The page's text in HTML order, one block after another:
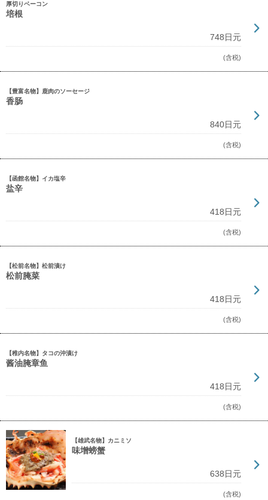
厚切りベーコン
培根
748日元
(含税)
【豊富名物】鹿肉のソーセージ
香肠
840日元
(含税)
【函館名物】イカ塩辛
盐辛
418日元
(含税)
【松前名物】松前漬け
松前腌菜
418日元
(含税)
【稚内名物】タコの沖漬け
酱油腌章鱼
418日元
(含税)
【雄武名物】カニミソ
味增螃蟹
638日元
(含税)